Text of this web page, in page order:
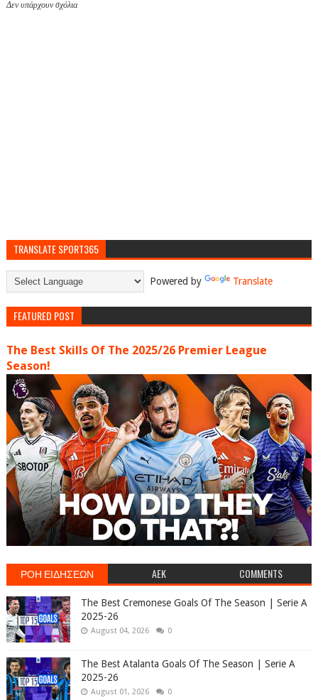
Δεν υπάρχουν σχόλια
TRANSLATE SPORT365
Powered by Translate
FEATURED POST
The Best Skills Of The 2025/26 Premier League
Season!
ΡΟΗ ΕΙΔΗΣΕΩΝ AEK COMMENTS
The Best Cremonese Goals Of The Season | Serie A
2025-26
August 04, 2026 0
The Best Atalanta Goals Of The Season | Serie A
2025-26
August 01, 2026 0